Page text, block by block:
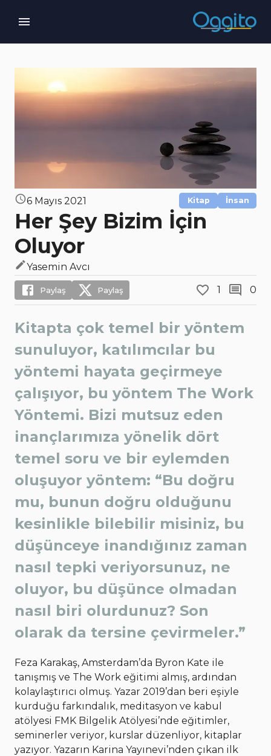
6 Mayıs 2021 Kitap İnsan
Her Şey Bizim İçin
Oluyor
Yasemin Avcı
Paylaş Paylaş 1 0
Kitapta çok temel bir yöntem
sunuluyor, katılımcılar bu
yöntemi hayata geçirmeye
çalışıyor, bu yöntem The Work
Yöntemi. Bizi mutsuz eden
inançlarımıza yönelik dört
temel soru ve bir eylemden
oluşuyor yöntem: “Bu doğru
mu, bunun doğru olduğunu
kesinlikle bilebilir misiniz, bu
düşünceye inandığınız zaman
nasıl tepki veriyorsunuz, ne
oluyor, bu düşünce olmadan
nasıl biri olurdunuz? Son
olarak da tersine çevirmeler.”
Feza Karakaş, Amsterdam’da Byron Kate ile
tanışmış ve The Work eğitimi almış, ardından
kolaylaştırıcı olmuş. Yazar 2019’dan beri eşiyle
kurduğu farkındalık, meditasyon ve kabul
atölyesi FMK Bilgelik Atölyesi’nde eğitimler,
seminerler veriyor, kurslar düzenliyor, kitaplar
yazıyor. Yazarın Karina Yayınevi’nden çıkan ilk